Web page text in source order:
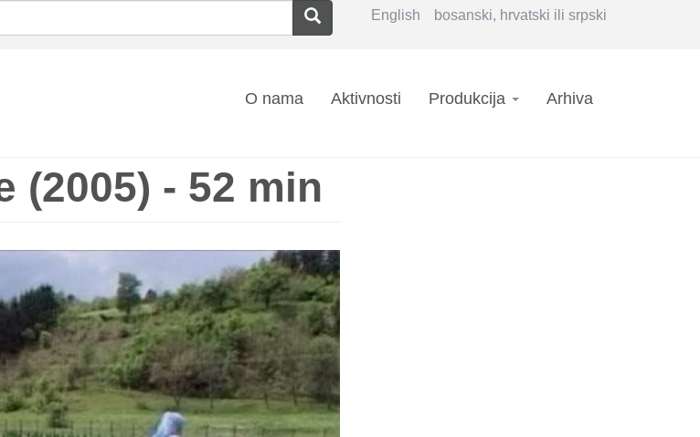
English bosanski, hrvatski ili srpski
Pretraga
O nama Aktivnosti Produkcija Arhiva
(2005) - 52 min